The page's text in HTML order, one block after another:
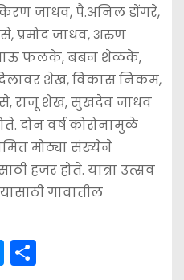
जाधव, पै.अनिल डोंगरे,
जाधव, अरुण
फलके, बबन शेळके,
शेख, विकास निकम,
राजू शेख, सुखदेव जाधव
दोन वर्ष कोरोनामुळे
मोठ्या संख्येने
हजर होते. यात्रा उत्सव
गावातील
M S